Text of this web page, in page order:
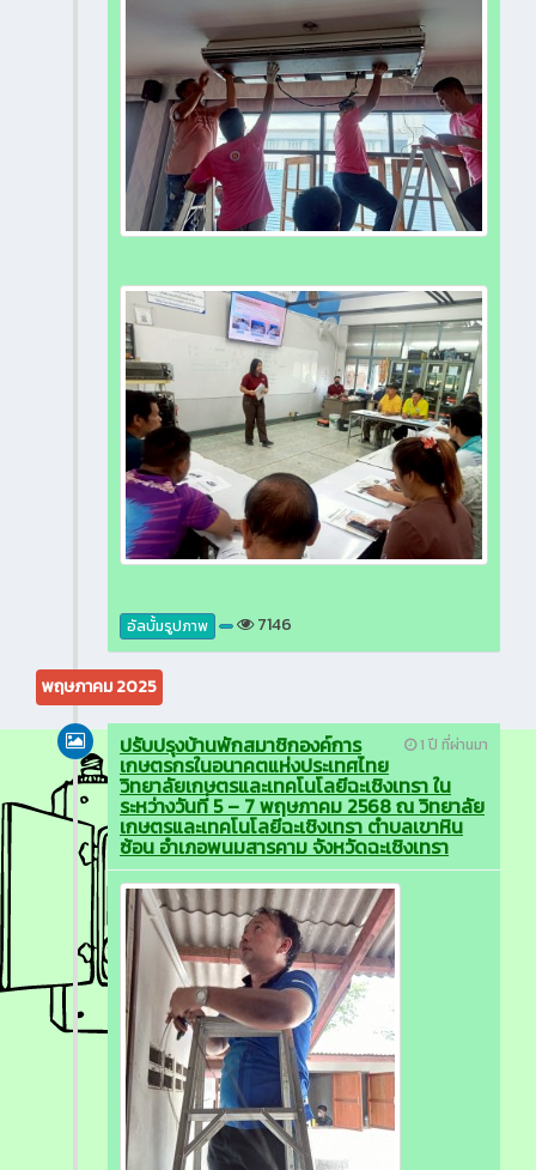
อัลบั้มรูปภาพ 7146
พฤษภาคม 2025
1 ปี ที่ผ่านมา
ปรับปรุงบ้านพักสมาชิกองค์การ
เกษตรกรในอนาคตแห่งประเทศไทย
วิทยาลัยเกษตรและเทคโนโลยีฉะเชิงเทรา ใน
ระหว่างวันที่ 5 – 7 พฤษภาคม 2568 ณ วิทยาลัย
เกษตรและเทคโนโลยีฉะเชิงเทรา ตำบลเขาหิน
ซ้อน อำเภอพนมสารคาม จังหวัดฉะเชิงเทรา